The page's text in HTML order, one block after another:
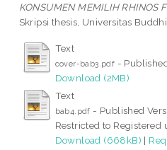
KONSUMEN MEMILIH RHINOS
Skripsi thesis, Universitas
Text
cover-bab3.pdf -
Download (2MB)
Text
bab4.pdf - Published
Restricted to Registered
Download (668kB) |